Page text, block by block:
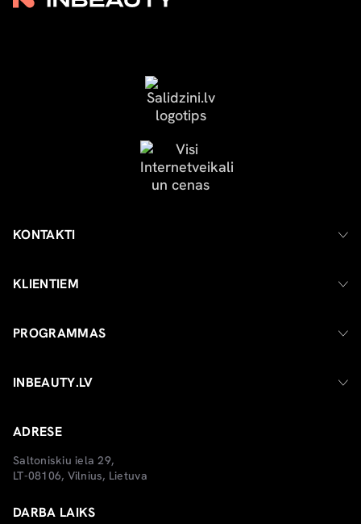
KONTAKTI
KLIENTIEM
PROGRAMMAS
INBEAUTY.LV
ADRESE
Saltoniskiu iela 29,
LT-08106, Vilnius, Lietuva
DARBA LAIKS